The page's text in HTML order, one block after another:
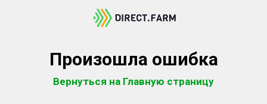
Произошла ошибка
Вернуться на Главную страницу